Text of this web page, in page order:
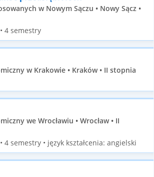
w Nowym Sączu • Nowy Sącz •
4 semestry
w Krakowie • Kraków • II stopnia
we Wrocławiu • Wrocław • II
semestry • język kształcenia: angielski